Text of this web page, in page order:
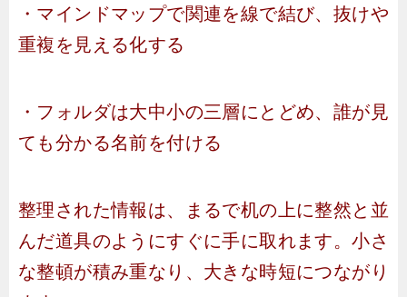
・マインドマップで関連を線で結び、抜けや
重複を見える化する
・フォルダは大中小の三層にとどめ、誰が見
ても分かる名前を付ける
整理された情報は、まるで机の上に整然と並
んだ道具のようにすぐに手に取れます。小さ
な整頓が積み重なり、大きな時短につながり